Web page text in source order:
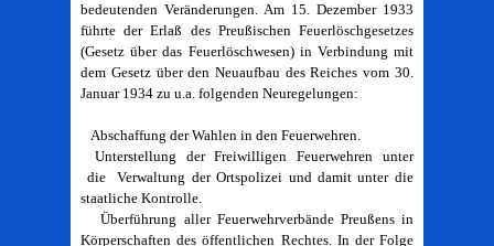
bedeutenden Veränderungen. Am 15. Dezember 1933
führte der Erlaß des Preußischen Feuerlöschgesetzes
(Gesetz über das Feuerlöschwesen) in Verbindung mit
dem Gesetz über den Neuaufbau des Reiches vom 30.
Januar 1934 zu u.a. folgenden Neuregelungen:
Abschaffung der Wahlen in den Feuerwehren.
Unterstellung der Freiwilligen Feuerwehren unter
die Verwaltung der Ortspolizei und damit unter die
staatliche Kontrolle.
Überführung aller Feuerwehrverbände Preußens in
Körperschaften des öffentlichen Rechtes. In der Folge